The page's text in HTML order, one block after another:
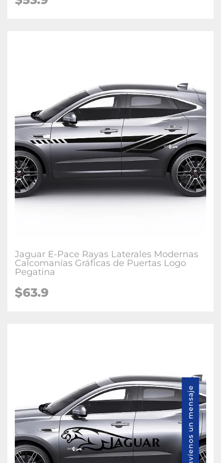
Jaguar E-Pace Rayas Laterales Modernas
Calcomanías Gráficas de Puertas Logo
Pegatina
$63.9
Envíenos un mensaje